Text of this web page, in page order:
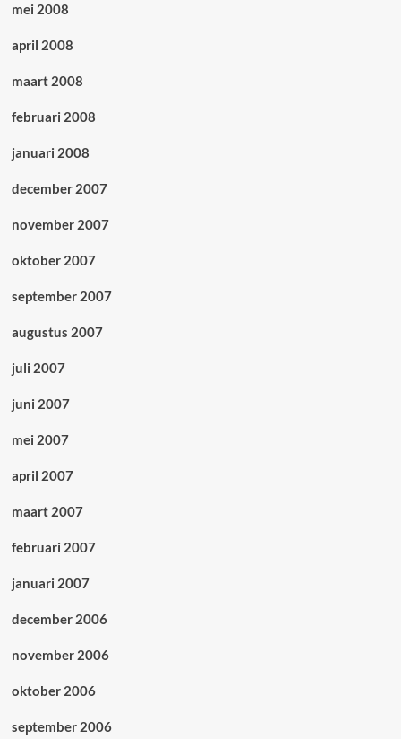
mei 2008
april 2008
maart 2008
februari 2008
januari 2008
december 2007
november 2007
oktober 2007
september 2007
augustus 2007
juli 2007
juni 2007
mei 2007
april 2007
maart 2007
februari 2007
januari 2007
december 2006
november 2006
oktober 2006
september 2006